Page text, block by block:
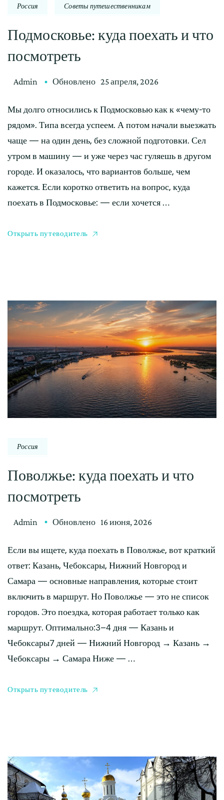
Россия Советы путешественникам
Подмосковье: куда поехать и что
посмотреть
Admin Обновлено 25 апреля, 2026
Мы долго относились к Подмосковью как к «чему-то
рядом». Типа всегда успеем. А потом начали выезжать
чаще — на один день, без сложной подготовки. Сел
утром в машину — и уже через час гуляешь в другом
городе. И оказалось, что вариантов больше, чем
кажется. Если коротко ответить на вопрос, куда
поехать в Подмосковье: — если хочется …
Открыть путеводитель
Россия
Поволжье: куда поехать и что
посмотреть
Admin Обновлено 16 июня, 2026
Если вы ищете, куда поехать в Поволжье, вот краткий
ответ: Казань, Чебоксары, Нижний Новгород и
Самара — основные направления, которые стоит
включить в маршрут. Но Поволжье — это не список
городов. Это поездка, которая работает только как
маршрут. Оптимально:3–4 дня — Казань и
Чебоксары7 дней — Нижний Новгород → Казань →
Чебоксары → Самара Ниже — …
Открыть путеводитель